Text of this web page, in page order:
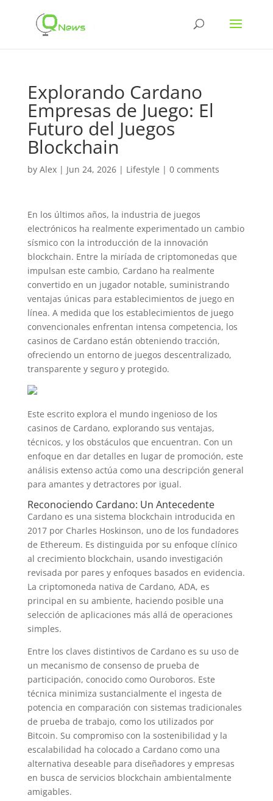
Explorando Cardano
Empresas de Juego: El
Futuro del Juegos
Blockchain
by Alex| Jun 24, 2026| Lifestyle | 0 comments
En los últimos años, la industria de juegos
electrónicos ha realmente experimentado un cambio
sísmico con la introducción de la innovación
blockchain. Entre la miríada de criptomonedas que
impulsan este cambio, Cardano ha realmente
convertido en un jugador notable, suministrando
ventajas únicas para establecimientos de juego en
línea. A medida que los establecimientos de juego
convencionales enfrentan intensa competencia, los
casinos de Cardano están obteniendo tracción,
ofreciendo un entorno de juegos descentralizado,
transparente y seguro y protegido.
Este escrito explora el mundo ingenioso de los
casinos de Cardano, explorando sus ventajas,
técnicos, y los obstáculos que encuentran. Con un
enfoque en dar detalles en lugar de promoción, este
análisis extenso actúa como una descripción general
para amantes y detractores por igual.
Reconociendo Cardano: Un Antecedente
Cardano es una sistema blockchain introducida en
2017 por Charles Hoskinson, uno de los fundadores
de Ethereum. Es distinguida por su enfoque clínico
al crecimiento blockchain, usando investigación
revisada por pares y enfoques basados en evidencia.
La criptomoneda nativa de Cardano, ADA, es
principal en su ambiente, haciendo posible una
selección de aplicaciones más allá de operaciones
simples.
Entre los claves distintivos de Cardano es su uso de
un mecanismo de consenso de prueba de
participación, conocido como Ouroboros. Este
técnica minimiza sustancialmente el ingesta de
potencia en comparación con sistemas tradicionales
de prueba de trabajo, como los utilizados por
Bitcoin. Su compromiso con la sostenibilidad y la
escalabilidad ha colocado a Cardano como una
alternativa deseable para diseñadores y empresas
en busca de servicios blockchain ambientalmente
amigables.